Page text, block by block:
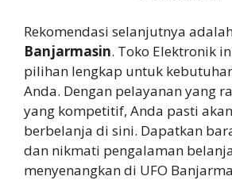
Rekomendasi selanjutnya
Banjarmasin. Toko Elektronik
pilihan lengkap untuk
Anda. Dengan pelayanan yang
yang kompetitif, Anda pasti
berbelanja di sini. Dapatkan
dan nikmati pengalaman
menyenangkan di UFO